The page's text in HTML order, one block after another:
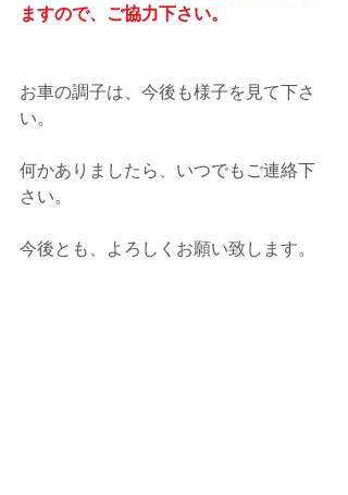
ますので、ご協力下さい。
お車の調子は、今後も様子を見て下さ
い。
何かありましたら、いつでもご連絡下
さい。
今後とも、よろしくお願い致します。